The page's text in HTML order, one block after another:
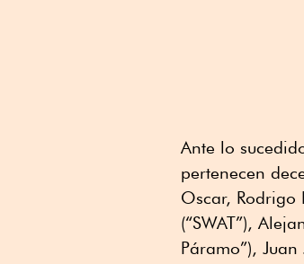
Ante lo
pertenecen
Oscar,
(“SWAT”),
Páramo”),